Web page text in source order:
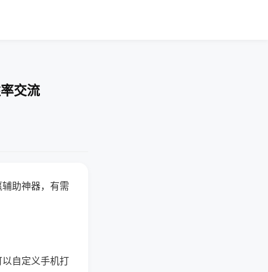
交流
助神器，有需
自定义手机打